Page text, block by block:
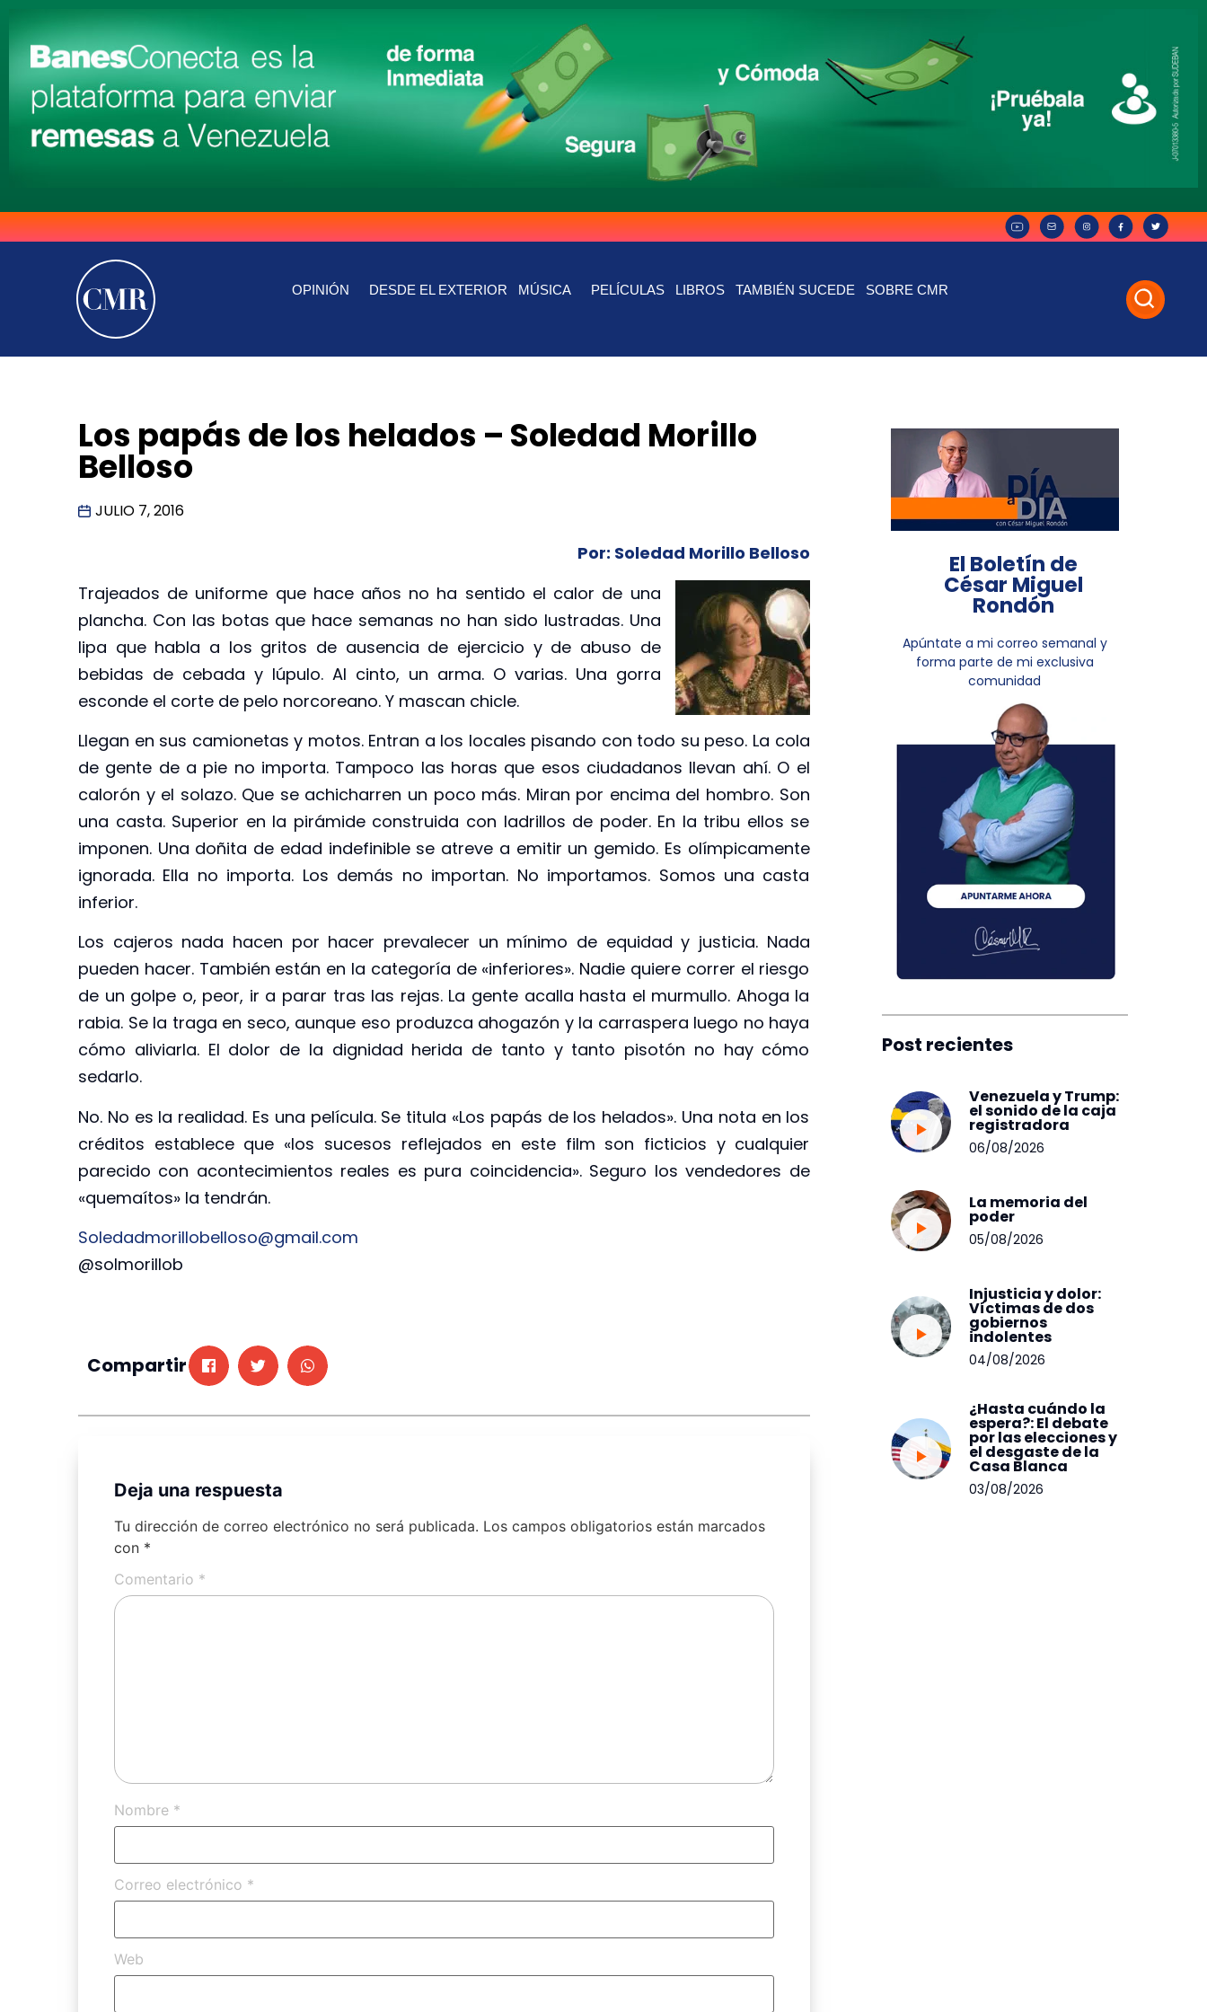
OPINIÓN DESDE EL EXTERIOR MÚSICA PELÍCULAS LIBROS TAMBIÉN SUCEDE SOBRE CMR
Los papás de los helados – Soledad Morillo
Belloso
JULIO 7, 2016
Por: Soledad Morillo Belloso
Trajeados de uniforme que hace años no ha sentido el calor de una
plancha. Con las botas que hace semanas no han sido lustradas. Una
lipa que habla a los gritos de ausencia de ejercicio y de abuso de
bebidas de cebada y lúpulo. Al cinto, un arma. O varias. Una gorra
esconde el corte de pelo norcoreano. Y mascan chicle.
Llegan en sus camionetas y motos. Entran a los locales pisando con todo su peso. La cola
de gente de a pie no importa. Tampoco las horas que esos ciudadanos llevan ahí. O el
calorón y el solazo. Que se achicharren un poco más. Miran por encima del hombro. Son
una casta. Superior en la pirámide construida con ladrillos de poder. En la tribu ellos se
imponen. Una doñita de edad indefinible se atreve a emitir un gemido. Es olímpicamente
ignorada. Ella no importa. Los demás no importan. No importamos. Somos una casta
inferior.
Los cajeros nada hacen por hacer prevalecer un mínimo de equidad y justicia. Nada
pueden hacer. También están en la categoría de «inferiores». Nadie quiere correr el riesgo
de un golpe o, peor, ir a parar tras las rejas. La gente acalla hasta el murmullo. Ahoga la
rabia. Se la traga en seco, aunque eso produzca ahogazón y la carraspera luego no haya
cómo aliviarla. El dolor de la dignidad herida de tanto y tanto pisotón no hay cómo
sedarlo.
No. No es la realidad. Es una película. Se titula «Los papás de los helados». Una nota en los
créditos establece que «los sucesos reflejados en este film son ficticios y cualquier
parecido con acontecimientos reales es pura coincidencia». Seguro los vendedores de
«quemaítos» la tendrán.
Soledadmorillobelloso@gmail.com
@solmorillob
Compartir
Deja una respuesta
Tu dirección de correo electrónico no será publicada. Los campos obligatorios están marcados
con *
Comentario *
Nombre *
Correo electrónico *
Web
El Boletín de
César Miguel
Rondón
Apúntate a mi correo semanal y
forma parte de mi exclusiva
comunidad
Post recientes
Venezuela y Trump:
el sonido de la caja
registradora
06/08/2026
La memoria del
poder
05/08/2026
Injusticia y dolor:
Víctimas de dos
gobiernos
indolentes
04/08/2026
¿Hasta cuándo la
espera?: El debate
por las elecciones y
el desgaste de la
Casa Blanca
03/08/2026